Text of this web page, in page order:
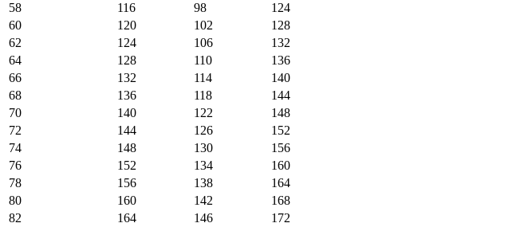
58
116 98
124
60
120 102
128
62
124 106
132
64
128 110
136
66
132 114
140
68
136 118
144
70
140 122
148
72
144 126
152
74
148 130
156
76
152 134
160
78
156 138
164
80
160 142
168
82
164 146 172